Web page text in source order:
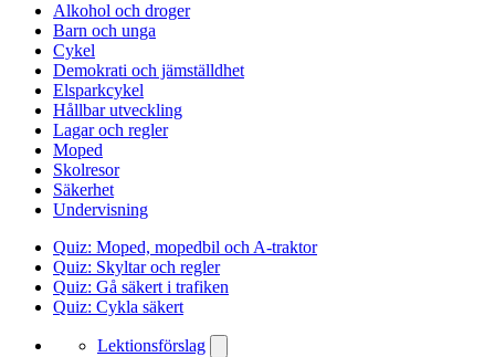
Alkohol och droger
Barn och unga
Cykel
Demokrati och jämställdhet
Elsparkcykel
Hållbar utveckling
Lagar och regler
Moped
Skolresor
Säkerhet
Undervisning
Quiz: Moped, mopedbil och A-traktor
Quiz: Skyltar och regler
Quiz: Gå säkert i trafiken
Quiz: Cykla säkert
Lektionsförslag